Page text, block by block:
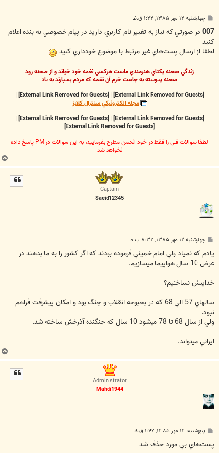
س
ت
چهارشنبه ۱۲ مهر ۱۳۸۵, ۱:۲۳ ق.ظ
007 در صورتي كه نياز به تغيير نام كاربري داريد در پيام خصوصي به بنده اعلام
كنيد
لطفا از ارسال پست‌هاي غير مرتبط با موضوع خودداري كنيد
زندگي صحنه يکتاي هنرمندي ماست هرکسي نغمه خود خواند و از صحنه رود
صحنه پيوسته به جاست خرم آن نغمه که مردم بسپارند به ياد
[External Link Removed for Guests]
|
[External Link Removed for Guests]
|
مجله الکترونيکي سنترال کلابز
[External Link Removed for Guests]
|
[External Link Removed for Guests]
|
[External Link Removed for Guests]
لطفا سوالات فني را فقط در خود انجمن مطرح بفرماييد، به اين سوالات در PM پاسخ داده
نخواهد شد
Captain
Saeid12345
س
ت
چهارشنبه ۱۲ مهر ۱۳۸۵, ۸:۳۳ ب.ظ
يادم که نمياد ولي امام خميني فرموده بودند که اگر کشور را به ما بدهند در
عرض 10 سال هواپيما ميسازيم.
خداييش نساختيم؟
سالهاي 57 الي 68 که در بحبوحه انقلاب و جنگ بود و امکان پيشرفت فراهم
نبود.
ولي از سال 68 تا 78 ميشود 10 سال که جنگنده آذرخش ساخته شد.
ايراني ميتواند.
Administrator
Mahdi1944
س
ت
پنج‌شنبه ۱۳ مهر ۱۳۸۵, ۱:۴۷ ق.ظ
پست‌هاي بي مورد حذف شد